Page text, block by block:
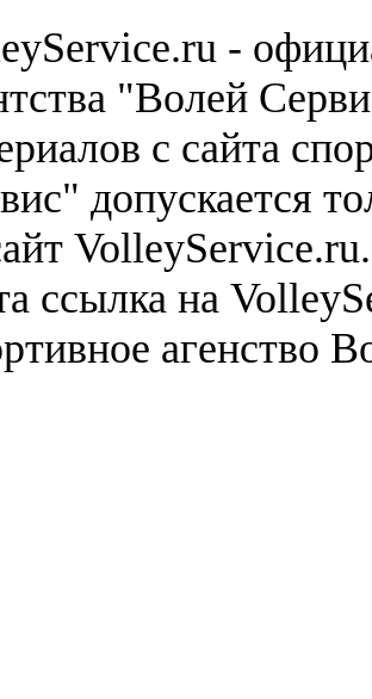
-
"Волей
с сайта
допускается
ссылка на
агенство